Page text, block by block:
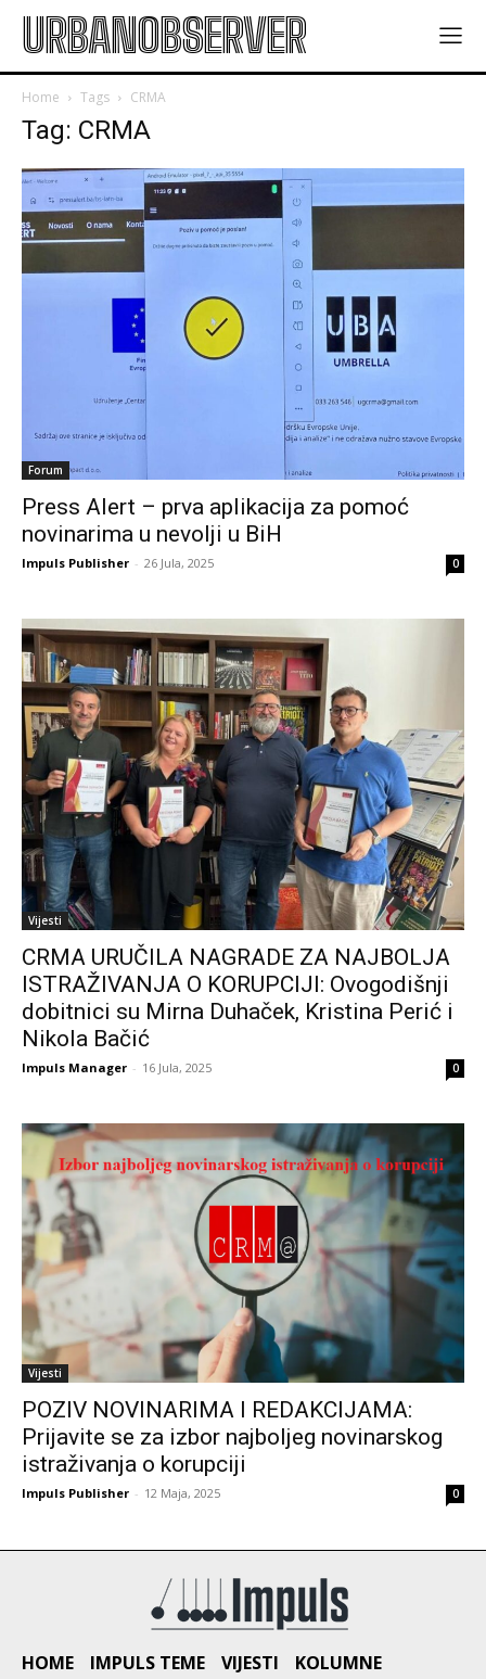
URBANOBSERVER
Home Tags CRMA
Tag: CRMA
Forum
Press Alert – prva aplikacija za pomoć
novinarima u nevolji u BiH
Impuls Publisher - 26 Jula, 2025 0
Vijesti
CRMA URUČILA NAGRADE ZA NAJBOLJA
ISTRAŽIVANJA O KORUPCIJI: Ovogodišnji
dobitnici su Mirna Duhaček, Kristina Perić i
Nikola Bačić
Impuls Manager - 16 Jula, 2025 0
Vijesti
POZIV NOVINARIMA I REDAKCIJAMA:
Prijavite se za izbor najboljeg novinarskog
istraživanja o korupciji
Impuls Publisher - 12 Maja, 2025 0
HOME IMPULS TEME VIJESTI
KOLUMNE